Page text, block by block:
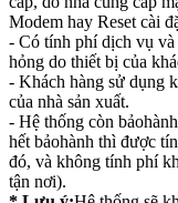
Modem hay Reset cài
- Có tính phí dịch vụ
hỏng do thiết bị của
- Khách hàng sử dụng
của nhà sản xuất.
- Hệ thống còn
hết bảohành thì được
đó, và không tính phí
tận nơi).